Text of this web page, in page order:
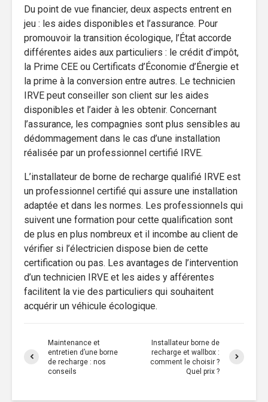
Du point de vue financier, deux aspects entrent en
jeu : les aides disponibles et l’assurance. Pour
promouvoir la transition écologique, l’État accorde
différentes aides aux particuliers : le crédit d’impôt,
la Prime CEE ou Certificats d’Économie d’Énergie et
la prime à la conversion entre autres. Le technicien
IRVE peut conseiller son client sur les aides
disponibles et l’aider à les obtenir. Concernant
l’assurance, les compagnies sont plus sensibles au
dédommagement dans le cas d’une installation
réalisée par un professionnel certifié IRVE.
L’installateur de borne de recharge qualifié IRVE est
un professionnel certifié qui assure une installation
adaptée et dans les normes. Les professionnels qui
suivent une formation pour cette qualification sont
de plus en plus nombreux et il incombe au client de
vérifier si l’électricien dispose bien de cette
certification ou pas. Les avantages de l’intervention
d’un technicien IRVE et les aides y afférentes
facilitent la vie des particuliers qui souhaitent
acquérir un véhicule écologique.
Maintenance et
entretien d’une borne
de recharge : nos
conseils
Installateur borne de
recharge et wallbox :
comment le choisir ?
Quel prix ?